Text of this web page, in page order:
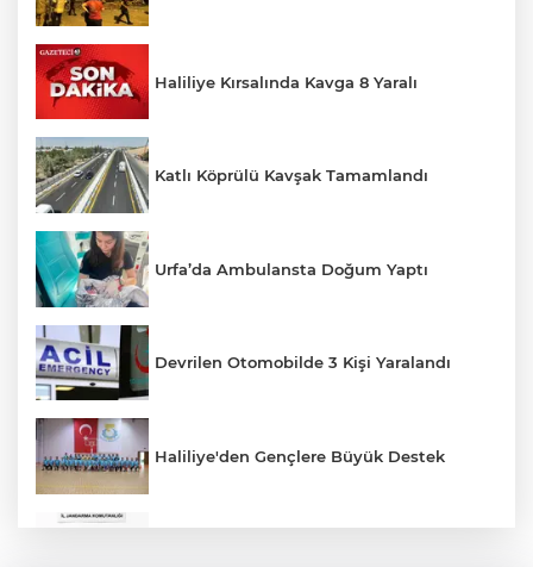
Haliliye Kırsalında Kavga 8 Yaralı
Katlı Köprülü Kavşak Tamamlandı
Urfa’da Ambulansta Doğum Yaptı
Devrilen Otomobilde 3 Kişi Yaralandı
Haliliye'den Gençlere Büyük Destek